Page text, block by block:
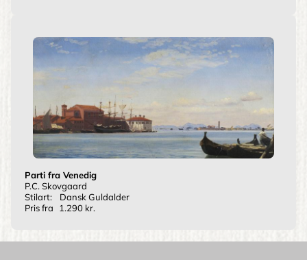
Parti fra Venedig
P.C. Skovgaard
Stilart:
Dansk Guldalder
Pris fra
1.290 kr.